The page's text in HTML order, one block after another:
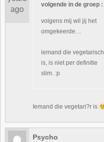
ago
volgende in de groep :
volgens mij wil jij het
omgekeerde…
iemand die vegetarisch
is, is niet per definitie
slim. :p
Iemand die vegetari?r is
Psycho